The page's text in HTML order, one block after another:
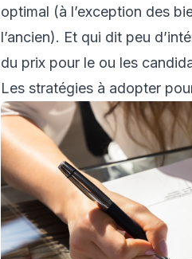
optimal (à l’exception des
l’ancien). Et qui dit peu
du prix pour le ou les
Les stratégies à adopter